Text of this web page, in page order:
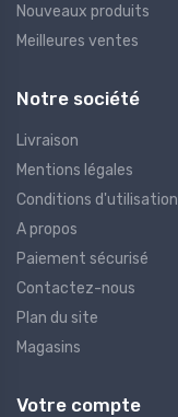
Nouveaux produits
Meilleures ventes
Notre société
Livraison
Mentions légales
Conditions d'utilisation
A propos
Paiement sécurisé
Contactez-nous
Plan du site
Magasins
Votre compte